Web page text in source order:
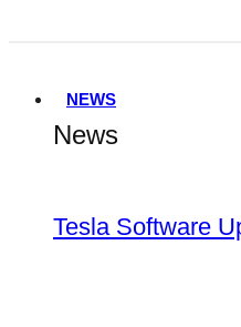
NEWS
News
Tesla Software